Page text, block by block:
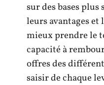
sur des bases plus
leurs avantages
mieux prendre le
capacité à
offres des
saisir de chaque